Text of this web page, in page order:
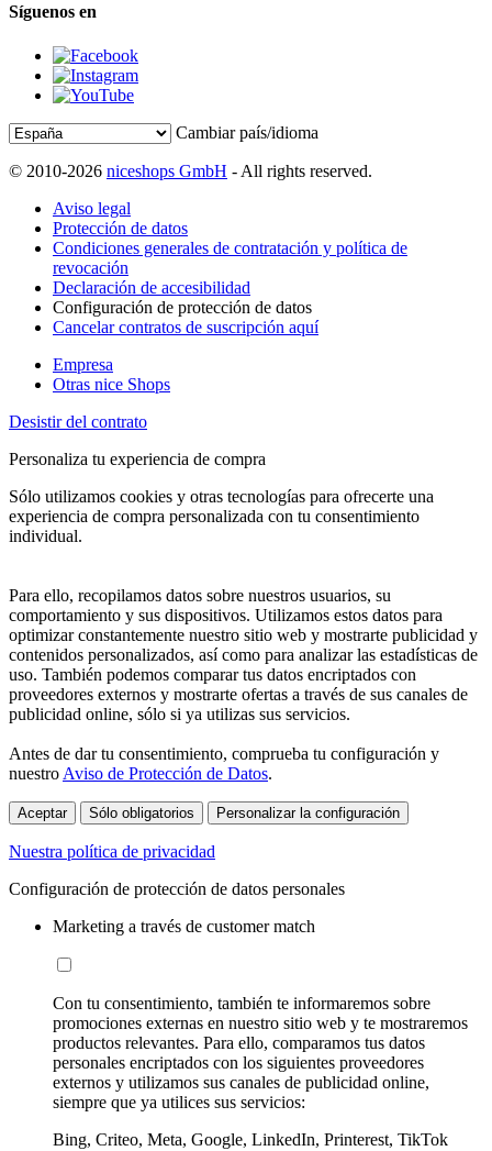
Síguenos en
Cambiar país/idioma
© 2010-2026 niceshops GmbH - All rights reserved.
Aviso legal
Protección de datos
Condiciones generales de contratación y política de
revocación
Declaración de accesibilidad
Configuración de protección de datos
Cancelar contratos de suscripción aquí
Empresa
Otras nice Shops
Desistir del contrato
Personaliza tu experiencia de compra
Sólo utilizamos cookies y otras tecnologías para ofrecerte una
experiencia de compra personalizada con tu consentimiento
individual.
Para ello, recopilamos datos sobre nuestros usuarios, su
comportamiento y sus dispositivos. Utilizamos estos datos para
optimizar constantemente nuestro sitio web y mostrarte publicidad y
contenidos personalizados, así como para analizar las estadísticas de
uso. También podemos comparar tus datos encriptados con
proveedores externos y mostrarte ofertas a través de sus canales de
publicidad online, sólo si ya utilizas sus servicios.
Antes de dar tu consentimiento, comprueba tu configuración y
nuestro Aviso de Protección de Datos.
Aceptar Sólo obligatorios Personalizar la configuración
Nuestra política de privacidad
Configuración de protección de datos personales
Marketing a través de customer match
Con tu consentimiento, también te informaremos sobre
promociones externas en nuestro sitio web y te mostraremos
productos relevantes. Para ello, comparamos tus datos
personales encriptados con los siguientes proveedores
externos y utilizamos sus canales de publicidad online,
siempre que ya utilices sus servicios:
Bing, Criteo, Meta, Google, LinkedIn, Printerest, TikTok